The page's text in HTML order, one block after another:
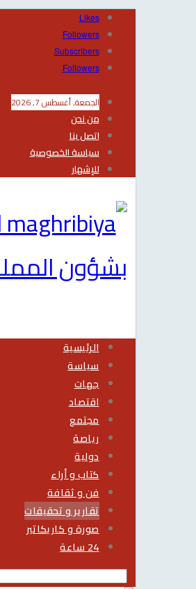
Likes
Followers
Subscribers
Followers
الجمعة, أغسطس 7, 2026
من نحن
اتصل بنا
سياسة الخصوصية
للإشهار
بشؤون
الرئيسية
سياسة
جهات
اقتصاد
مجتمع
رياصة
دولية
كتاب و أراء
فن و ثقافة
تقارير و تحقيقات
صورة و كاريكاتير
24 ساعة